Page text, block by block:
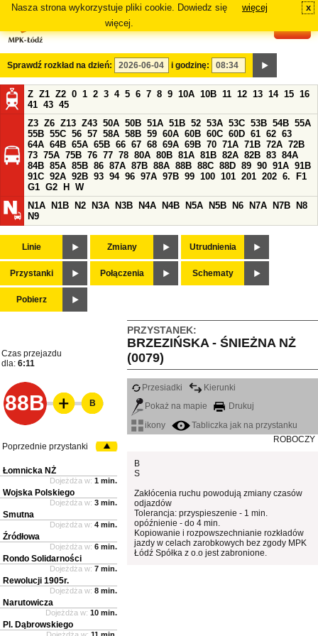
Nasza strona wykorzystuje pliki cookie. Dowiedz się
więcej.
więcej x
Sprawdź rozkład na dzień: i godzinę:
Z Z1 Z2 0 1 2 3 4 5 6 7 8 9 10A 10B 11 12 13 14 15 16
41 43 45
Z3 Z6 Z13 Z43 50A 50B 51A 51B 52 53A 53C 53B 54B 55A
55B 55C 56 57 58A 58B 59 60A 60B 60C 60D 61 62 63
64A 64B 65A 65B 66 67 68 69A 69B 70 71A 71B 72A 72B
73 75A 75B 76 77 78 80A 80B 81A 81B 82A 82B 83 84A
84B 85A 85B 86 87A 87B 88A 88B 88C 88D 89 90 91A 91B
91C 92A 92B 93 94 96 97A 97B 99 100 101 201 202 6.
F1
G1 G2 H
W
N1A
N1B N2 N3A N3B N4A N4B N5A N5B N6 N7A N7B
N8
N9
Linie Zmiany Utrudnienia
Przystanki Połączenia Schematy
Pobierz
PRZYSTANEK:
BRZEZIŃSKA - ŚNIEŻNA NŻ
(0079)
Czas przejazdu
dla: 6:11
88B
Przesiadki
Kierunki
Pokaż na mapie
Drukuj
ikony
Tabliczka jak na przystanku
ROBOCZY
B
S
Zakłócenia ruchu powodują zmiany czasów
odjazdów
Tolerancja: przyspieszenie - 1 min.
opóźnienie - do 4 min.
Kopiowanie i rozpowszechnianie rozkładów
jazdy w celach zarobkowych bez zgody MPK
Łódź Spółka z o.o jest zabronione.
B
Poprzednie przystanki
Łomnicka NŻ
Dojeżdża w: 1 min.
Wojska Polskiego
Dojeżdża w: 3 min.
Smutna
Dojeżdża w: 4 min.
Źródłowa
Dojeżdża w: 6 min.
Rondo Solidarności
Dojeżdża w: 7 min.
Rewolucji 1905r.
Dojeżdża w: 8 min.
Narutowicza
Dojeżdża w: 10 min.
Pl. Dąbrowskiego